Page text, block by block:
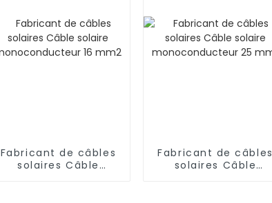
Fabricant de câbles
solaires Câble
Fabricant de câbles
solaires Câble